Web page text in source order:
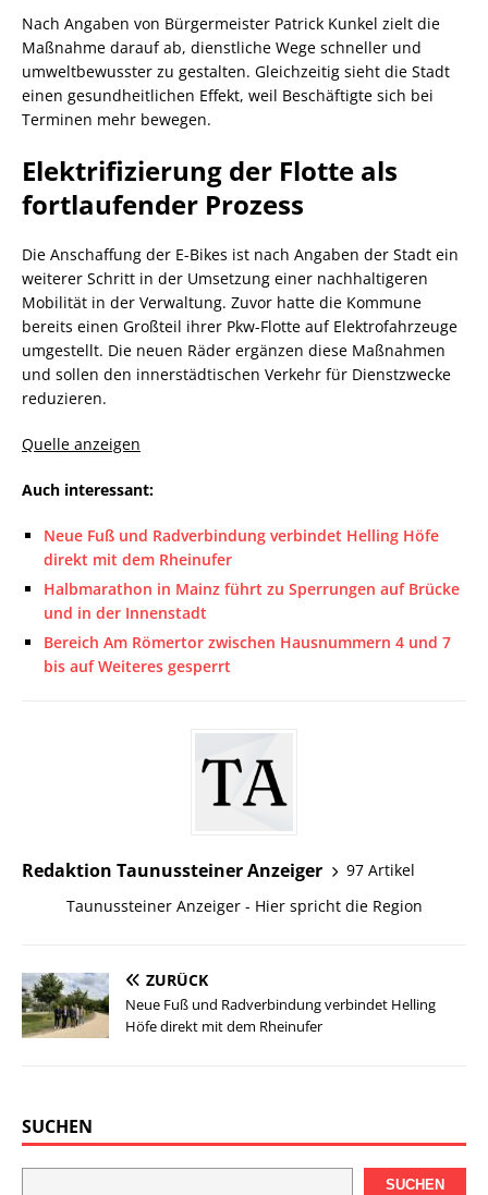
Nach Angaben von Bürgermeister Patrick Kunkel zielt die
Maßnahme darauf ab, dienstliche Wege schneller und
umweltbewusster zu gestalten. Gleichzeitig sieht die Stadt
einen gesundheitlichen Effekt, weil Beschäftigte sich bei
Terminen mehr bewegen.
Elektrifizierung der Flotte als
fortlaufender Prozess
Die Anschaffung der E-Bikes ist nach Angaben der Stadt ein
weiterer Schritt in der Umsetzung einer nachhaltigeren
Mobilität in der Verwaltung. Zuvor hatte die Kommune
bereits einen Großteil ihrer Pkw-Flotte auf Elektrofahrzeuge
umgestellt. Die neuen Räder ergänzen diese Maßnahmen
und sollen den innerstädtischen Verkehr für Dienstzwecke
reduzieren.
Quelle anzeigen
Auch interessant:
Neue Fuß und Radverbindung verbindet Helling Höfe
direkt mit dem Rheinufer
Halbmarathon in Mainz führt zu Sperrungen auf Brücke
und in der Innenstadt
Bereich Am Römertor zwischen Hausnummern 4 und 7
bis auf Weiteres gesperrt
Redaktion Taunussteiner Anzeiger
97 Artikel
Taunussteiner Anzeiger - Hier spricht die Region
ZURÜCK
Neue Fuß und Radverbindung verbindet Helling
Höfe direkt mit dem Rheinufer
SUCHEN
SUCHEN